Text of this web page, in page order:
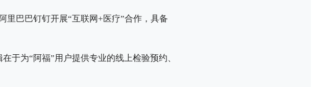
里巴巴钉钉开展“互联网+医疗”合作，具备
于为“阿福”用户提供专业的线上检验预约、